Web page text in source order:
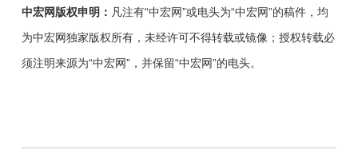
中宏网版权申明： 凡注有“中宏网”或电头为“中宏网”的稿件，均
为中宏网独家版权所有，未经许可不得转载或镜像；授权转载必
须注明来源为“中宏网”，并保留“中宏网”的电头。